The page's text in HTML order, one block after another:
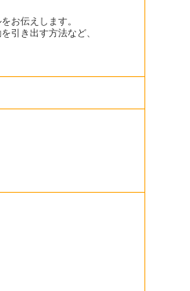
お伝えします。
引き出す方法など、